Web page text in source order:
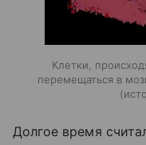
Клетки,
перемещаться в
Долгое время